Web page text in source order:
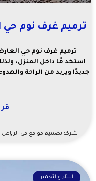
ترميم غرف نوم حي
ترميم غرف نوم حي
استخدامًا داخل المنزل،
جديدًا ويزيد من الراحة
شركة تصميم مواقع في الرياض
البناء والتعمير